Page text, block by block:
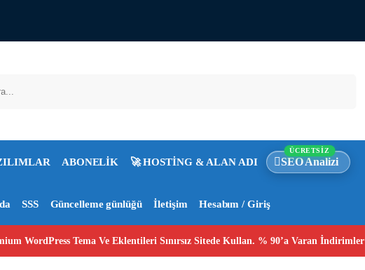
ABONELİK 🚀 HOSTİNG & ALAN ADI SEO Analizi
ÜCRETSİZ
SSS Güncelleme günlüğü İletişim Hesabım / Giriş
WordPress Tema Ve Eklentileri Sınırsız Sitede Kullan. % 90’a Varan İndirimler